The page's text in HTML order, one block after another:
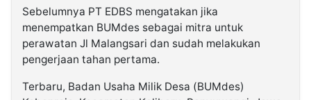
Sebelumnya PT EDBS mengatakan jika
menempatkan BUMdes sebagai mitra untuk
perawatan Jl Malangsari dan sudah melakukan
pengerjaan tahan pertama.
Terbaru, Badan Usaha Milik Desa (BUMdes)